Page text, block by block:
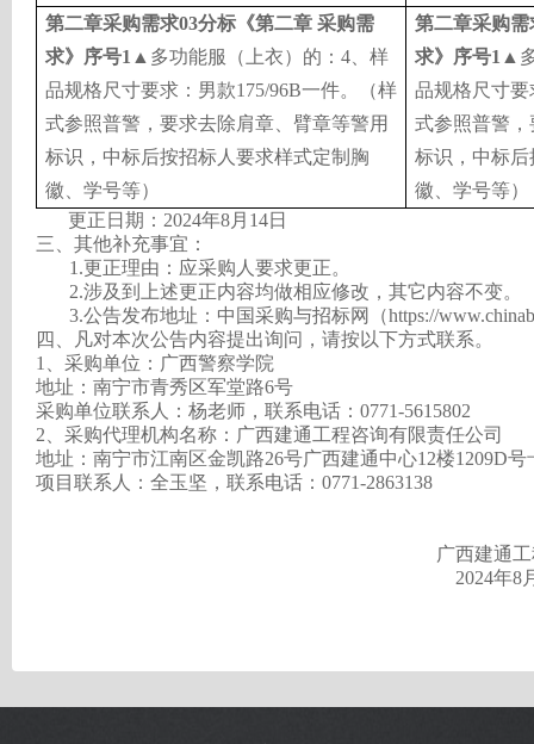
第二章采购需求03分标《第二章 采购需
求》 序号1 ▲ 多功能服（上衣）的：4、样
品规格尺寸要求：男款175/96B一件。（样
式参照普警，要求去除肩章、臂章等警用
标识，中标后按招标人要求样式定制胸
徽、学号等）
第二章采购需
求》 序号1 ▲
品规格尺寸要
式参照普警
标识，中标
徽、学号等）
更正日期：2024年8月14日
三、其他补充事宜：
1.更正理由：应采购人要求更正。
2.涉及到上述更正内容均做相应修改，其它内容不变。
3.公告发布地址：中国采购与招标网（https://
四、凡对本次公告内容提出询问，请按以下方式联系。
1、采购单位：广西警察学院
地址： 南宁市青秀区军堂路6号
采购单位联系人： 杨老师 ，联系电话： 0771-5615802
2、采购代理机构名称：广西建通工程咨询有限责任公司
地址：南宁市江南区金凯路26号广西建通中心12楼1209D号
项目联系人：全玉坚，联系电话：0771-2863138
广西建通
2024年8